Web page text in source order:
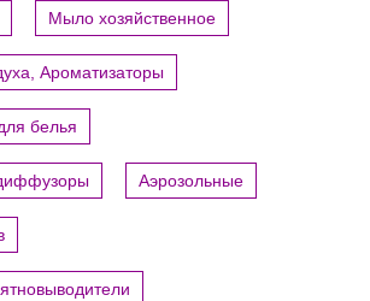
Мыло хозяйственное
Ароматизаторы
белья
Аэрозольные